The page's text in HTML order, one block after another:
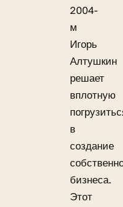
2004-
м
Игорь
Алтушкин
решает
вплотную
в
создание
бизнеса.
Этот